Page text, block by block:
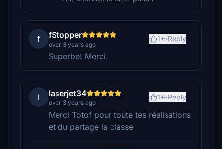
f fStopper
over 3 years ago
1 Reply
Superbe! Merci.
l laserjet34
over 3 years ago
1 Reply
Merci Totof pour toute tes réalisations
et du partage la classe